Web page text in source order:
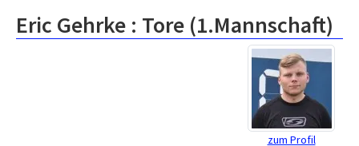
Eric Gehrke : Tore (1.Mannschaft)
zum Profil